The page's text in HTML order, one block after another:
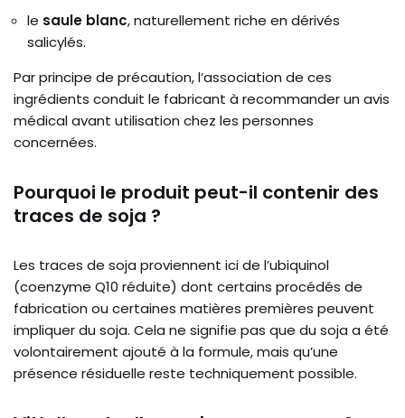
le saule blanc, naturellement riche en dérivés
salicylés.
Par principe de précaution, l’association de ces
ingrédients conduit le fabricant à recommander un avis
médical avant utilisation chez les personnes
concernées.
Pourquoi le produit peut-il contenir des
traces de soja ?
Les traces de soja proviennent ici de l’ubiquinol
(coenzyme Q10 réduite) dont certains procédés de
fabrication ou certaines matières premières peuvent
impliquer du soja. Cela ne signifie pas que du soja a été
volontairement ajouté à la formule, mais qu’une
présence résiduelle reste techniquement possible.